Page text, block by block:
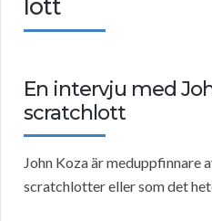
lott
En intervju med
scratchlott
John Koza är meduppfinnare
scratchlotter eller som det